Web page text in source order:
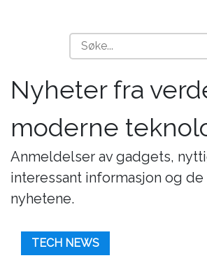
Nyheter fra
moderne
Anmeldelser av gadgets,
interessant informasjon og de
nyhetene.
TECH NEWS